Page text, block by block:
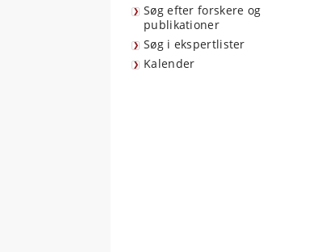
Søg efter forskere og
publikationer
Søg i ekspertlister
Kalender